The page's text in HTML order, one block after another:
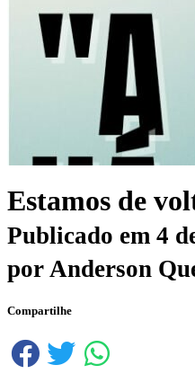
Estamos de
Publicado em 4
por Anderson
Compartilhe